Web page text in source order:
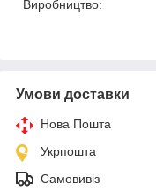
Виробництво:
Умови доставки
Нова Пошта
Укрпошта
Самовивіз